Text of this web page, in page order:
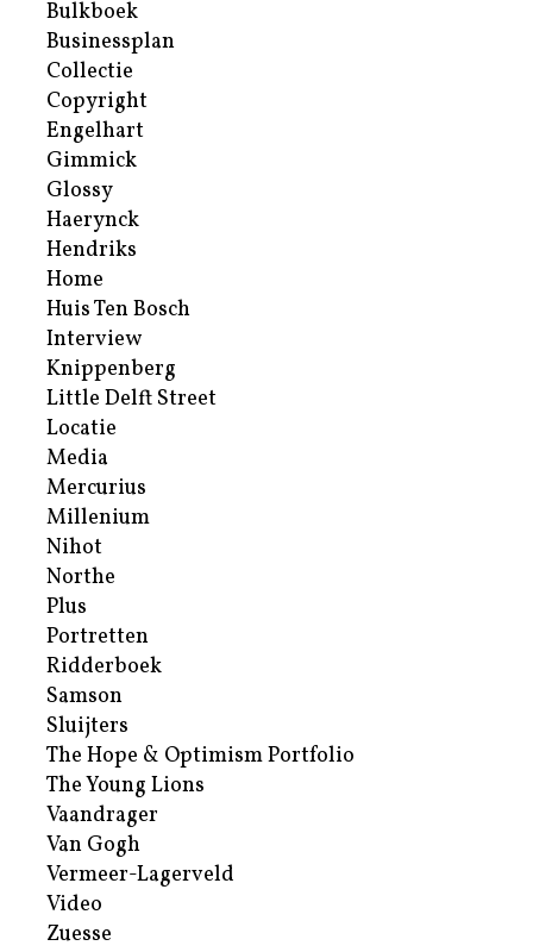
Bulkboek
Businessplan
Collectie
Copyright
Engelhart
Gimmick
Glossy
Haerynck
Hendriks
Home
Huis Ten Bosch
Interview
Knippenberg
Little Delft Street
Locatie
Media
Mercurius
Millenium
Nihot
Northe
Plus
Portretten
Ridderboek
Samson
Sluijters
The Hope & Optimism Portfolio
The Young Lions
Vaandrager
Van Gogh
Vermeer-Lagerveld
Video
Zuesse